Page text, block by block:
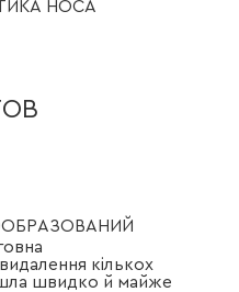
НОСА
кількох
швидко й майже